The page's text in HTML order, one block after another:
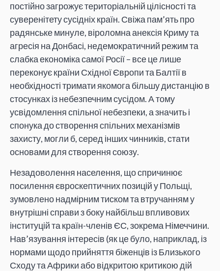
постійно загрожує територіальній цілісності та
суверенітету сусідніх країн. Свіжа пам’ять про
радянське минуле, віроломна анексія Криму та
агресія на Донбасі, недемократичний режим та
слабка економіка самої Росії – все це лише
переконує країни Східної Європи та Балтії в
необхідності тримати якомога більшу дистанцію в
стосунках із небезпечним сусідом. А тому
усвідомлення спільної небезпеки, а значить і
спонука до створення спільних механізмів
захисту, могли б, серед інших чинників, стати
основами для створення союзу.
Незадоволення населення, що спричинює
посилення євроскептичних позицій у Польщі,
зумовлено надмірним тиском та втручанням у
внутрішні справи з боку найбільш впливових
інституцій та країн-членів ЄС, зокрема Німеччини.
Нав’язування інтересів (як це було, наприклад, із
нормами щодо прийняття біженців із Близького
Сходу та Африки або відкритою критикою дій